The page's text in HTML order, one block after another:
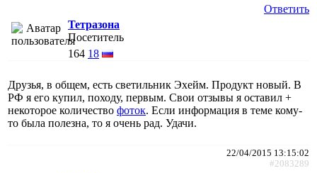
Ответить
Тетразона
Посетитель
164 18
Друзья, в общем, есть светильник Эхейм. Продукт новый. В
РФ я его купил, походу, первым. Свои отзывы я оставил +
некоторое количество фоток. Если информация в теме кому-
то была полезна, то я очень рад. Удачи.
22/04/2015 13:15:02
#2083289